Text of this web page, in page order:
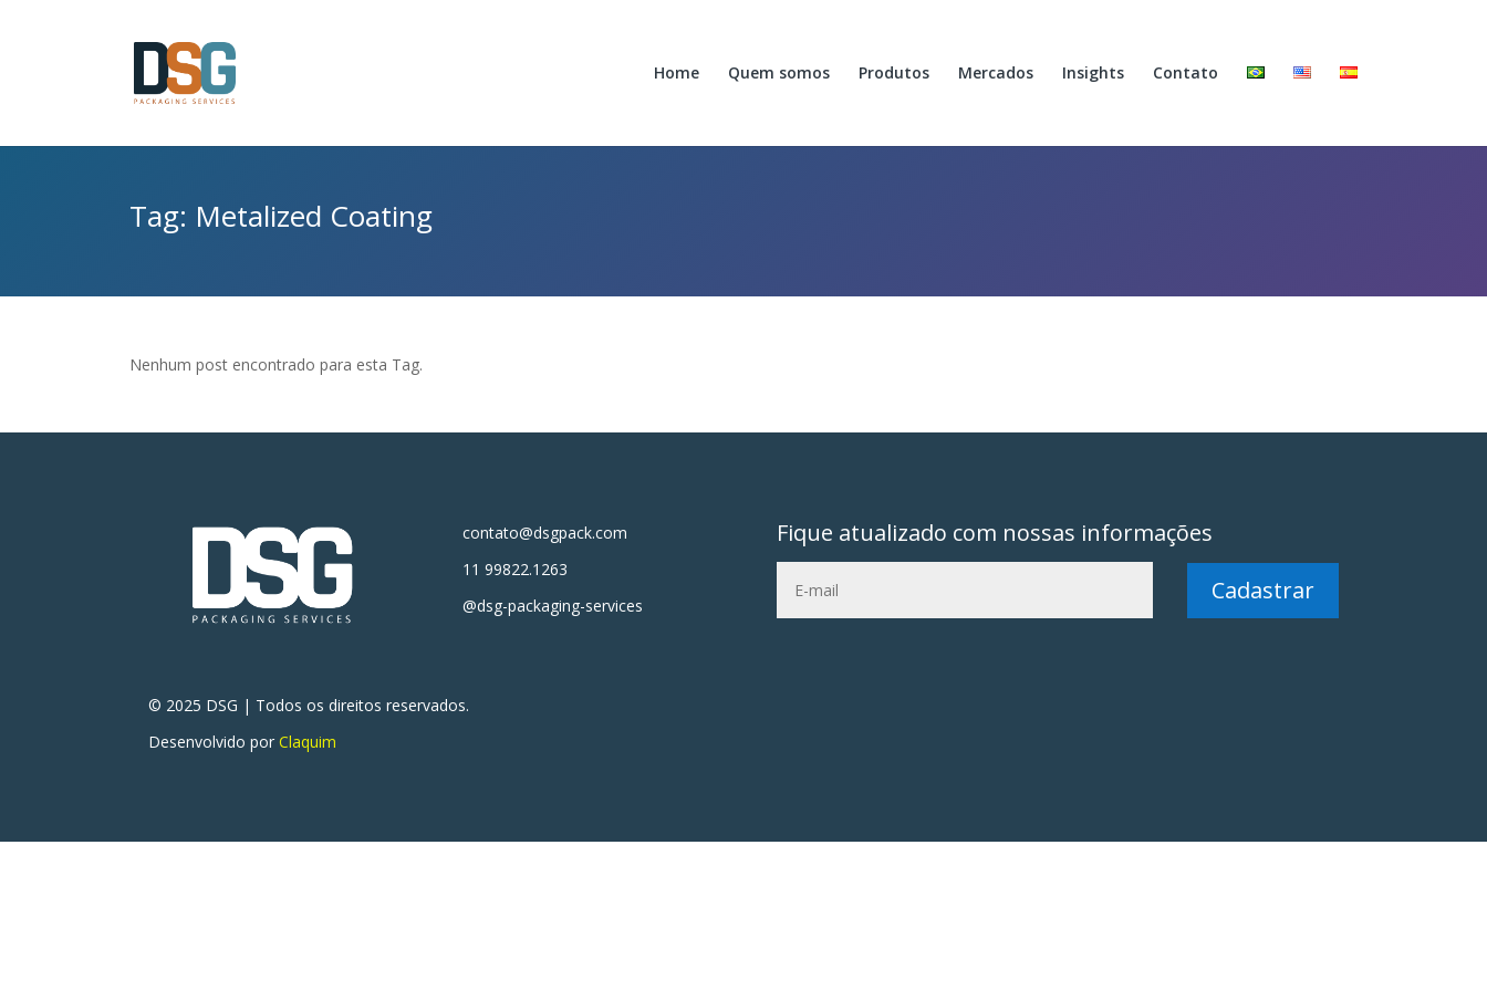
Home Quem somos Produtos Mercados Insights Contato
Tag: Metalized Coating
Nenhum post encontrado para esta Tag.
contato@dsgpack.com
11 99822.1263
@dsg-packaging-services
Fique atualizado com nossas informações
Cadastrar
© 2025 DSG | Todos os direitos reservados.
Desenvolvido porClaquim